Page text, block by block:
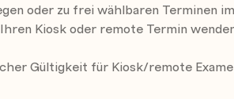
und Konfiguration von
mit NFS mounten
oder zu frei wählbaren Terminen
Kiosk oder remote Termin
Gültigkeit für Kiosk/remote